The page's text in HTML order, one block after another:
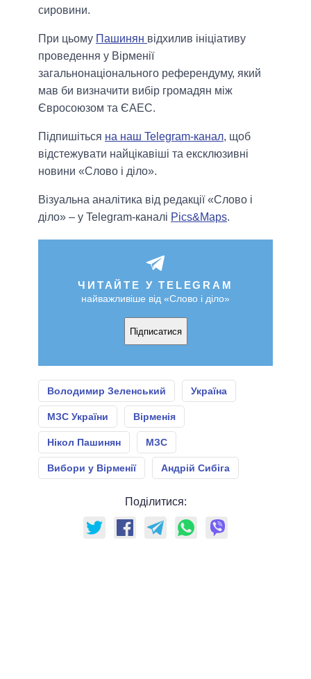
сировини.
При цьому Пашинян відхилив ініціативу
проведення у Вірменії
загальнонаціонального референдуму, який
мав би визначити вибір громадян між
Євросоюзом та ЄАЕС.
Підпишіться на наш Telegram-канал, щоб
відстежувати найцікавіші та ексклюзивні
новини «Слово і діло».
Візуальна аналітика від редакції «Слово і
діло» – у Telegram-каналі Pics&Maps.
ЧИТАЙТЕ У TELEGRAM
найважливіше від «Слово і діло»
Підписатися
Володимир Зеленський Україна
МЗС України Вірменія
Нікол Пашинян МЗС
Вибори у Вірменії Андрій Сибіга
Поділитися: